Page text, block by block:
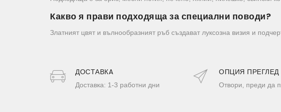
Какво я прави подходяща за специални поводи?
Златният цвят и вълнообразният ръб създават луксозна визия и
ДОСТАВКA
Доставка: 1-3 работни дни
ОПЦИЯ ПРЕГЛЕД
Отвори, преди да